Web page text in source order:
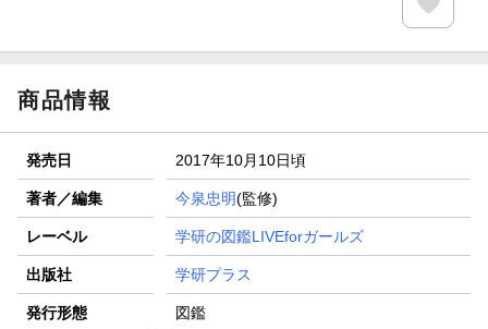
条件達成で楽天限定・宝塚歌劇 宙組貸切公演ペアチケット
商品情報
発売日 2017年10月10日頃
著者／編集 今泉忠明(監修)
レーベル 学研の図鑑LIVEforガールズ
出版社 学研プラス
発行形態 図鑑